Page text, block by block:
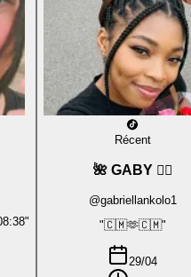
Récent
🌺 GABY ❤️‍🔥
@gabriellankolo1
"🇨🇲🫶🇨🇲"
29/04